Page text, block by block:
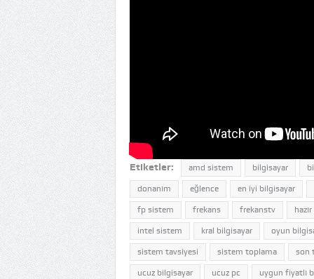
Etiketler: amd sistem bilgisayar
donanım eğlence en iyi bilgisayar
fp sistem frekans frekanstv
intel sistem kral bilgisayar oyun
sistem tavsiyesi sistem toplama son
ucuz bilgisayar ucuz pc uygun fiyatlı